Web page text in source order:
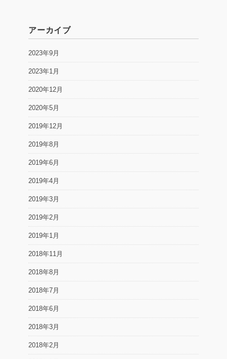
アーカイブ
2023年9月
2023年1月
2020年12月
2020年5月
2019年12月
2019年8月
2019年6月
2019年4月
2019年3月
2019年2月
2019年1月
2018年11月
2018年8月
2018年7月
2018年6月
2018年3月
2018年2月